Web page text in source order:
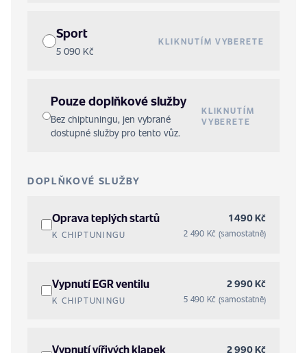
Sport
5 090 Kč
KLIKNUTÍM VYBERETE
Pouze doplňkové služby
Bez chiptuningu, jen vybrané
dostupné služby pro tento vůz.
KLIKNUTÍM
VYBERETE
DOPLŇKOVÉ SLUŽBY
Oprava teplých startů
K CHIPTUNINGU
1 490 Kč
2 490 Kč (samostatně)
Vypnutí EGR ventilu
K CHIPTUNINGU
2 990 Kč
5 490 Kč (samostatně)
Vypnutí vířivých klapek 2 990 Kč